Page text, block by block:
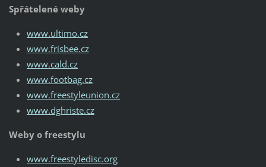
Spřátelené weby
www.ultimo.cz
www.frisbee.cz
www.cald.cz
www.footbag.cz
www.freestyleunion.cz
www.dghriste.cz
Weby o freestylu
www.freestyledisc.org